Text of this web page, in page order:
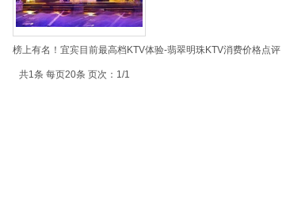
榜上有名！宜宾目前最高档KTV体验-翡翠明珠KTV消费价格点评
共1条 每页20条 页次：1/1